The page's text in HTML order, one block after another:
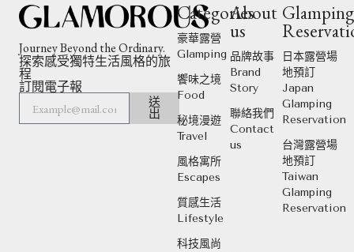
Journey Beyond the Ordinary.
探索感受獨特生活風格的旅
程
訂閱電子報
送
出
Categories
豪華露營
Glamping
饗味之境
Food
秘境漫遊
Travel
風格寓所
Escapes
質感生活
Lifestyle
科技風尚
About
us
品牌故事
Brand
Story
聯絡我們
Contact
us
Glamping
日本露營場
地預訂
Japan
Glamping
Reservation
台灣露營場
地預訂
Taiwan
Glamping
Reservation